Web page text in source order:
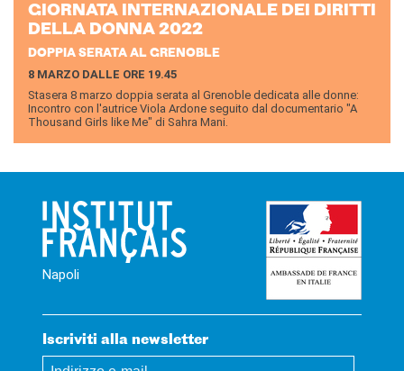
GIOR­NA­TA IN­TER­NA­ZIO­NA­LE DEI DI­RIT­TI
DELLA DONNA 2022
DOPPIA SERATA AL GRENOBLE
8 MARZO DALLE ORE 19.45
Stasera 8 marzo doppia serata al Grenoble dedicata alle donne:
Incontro con l'autrice Viola Ardone seguito dal documentario "A
Thousand Girls like Me" di Sahra Mani.
Napoli
Iscriviti alla newsletter